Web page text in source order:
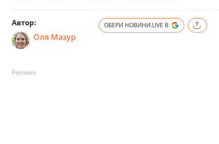
Автор:
Оля Мазур
ОБЕРИ НОВИНИ.LIVE В
Реклама